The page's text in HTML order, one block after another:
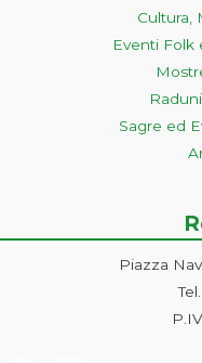
Cultura,
Eventi Folk
Sagre ed
Piazza